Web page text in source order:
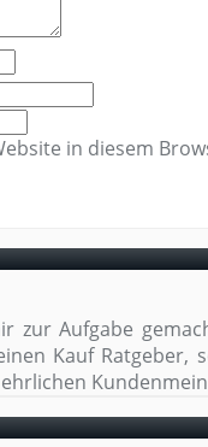
in diesem
zur Aufgabe
Kauf Ratgeber,